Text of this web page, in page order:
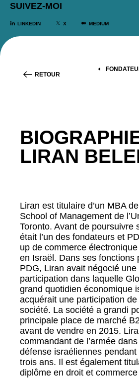
SUIVEZ-MOI
LINKEDIN X MEDIUM
RETOUR
LIRAN
Liran est titulaire d’un MBA
School of Management de
Toronto. Avant de poursuivre
était l’un des fondateurs et
up de commerce
en Israël. Dans ses fonctions
PDG, Liran avait négocié une
participation dans laquelle
grand quotidien économique
acquérait une participation
société. La société a grandi
principale place de marché
avant de vendre en 2015.
commandant de l’armée
défense israéliennes
trois ans. Il est également
diplôme en droit et